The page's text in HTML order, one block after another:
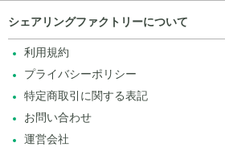
シェアリングファクトリーについて
利用規約
プライバシーポリシー
特定商取引に関する表記
お問い合わせ
運営会社